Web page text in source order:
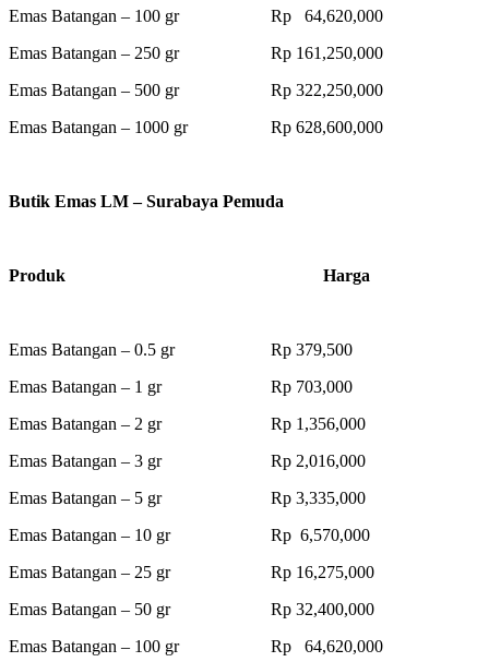
Emas Batangan – 100 gr Rp 64,620,000
Emas Batangan – 250 gr Rp 161,250,000
Emas Batangan – 500 gr Rp 322,250,000
Emas Batangan – 1000 gr Rp 628,600,000
Butik Emas LM – Surabaya Pemuda
Produk Harga
Emas Batangan – 0.5 gr Rp 379,500
Emas Batangan – 1 gr Rp 703,000
Emas Batangan – 2 gr Rp 1,356,000
Emas Batangan – 3 gr Rp 2,016,000
Emas Batangan – 5 gr Rp 3,335,000
Emas Batangan – 10 gr Rp 6,570,000
Emas Batangan – 25 gr Rp 16,275,000
Emas Batangan – 50 gr Rp 32,400,000
Emas Batangan – 100 gr Rp 64,620,000